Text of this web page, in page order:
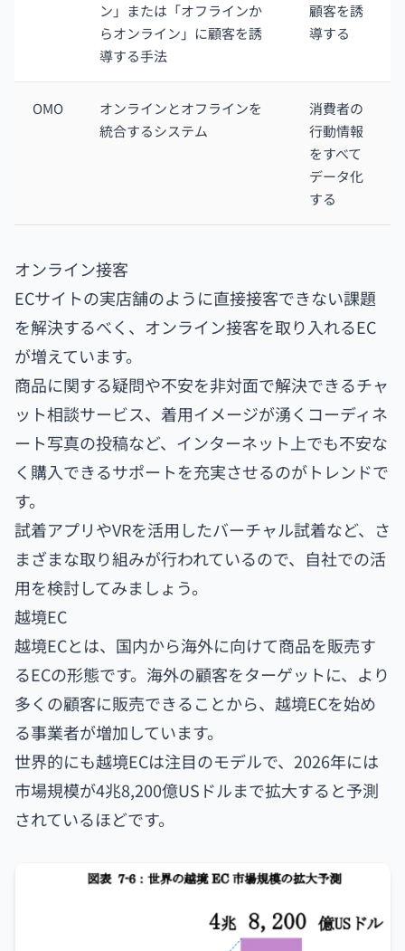
ン」または「オフラインか
らオンライン」に顧客を誘
導する手法
顧客を誘
導する
OMO
オンラインとオフラインを
統合するシステム
消費者の
行動情報
をすべて
データ化
する
オンライン接客
ECサイトの実店舗のように直接接客できない課題
を解決するべく、オンライン接客を取り入れるEC
が増えています。
商品に関する疑問や不安を非対面で解決できるチャ
ット相談サービス、着用イメージが湧くコーディネ
ート写真の投稿など、インターネット上でも不安な
く購入できるサポートを充実させるのがトレンドで
す。
試着アプリやVRを活用したバーチャル試着など、さ
まざまな取り組みが行われているので、自社での活
用を検討してみましょう。
越境EC
越境ECとは、国内から海外に向けて商品を販売す
るECの形態です。海外の顧客をターゲットに、より
多くの顧客に販売できることから、越境ECを始め
る事業者が増加しています。
世界的にも越境ECは注目のモデルで、2026年には
市場規模が4兆8,200億USドルまで拡大すると予測
されているほどです。